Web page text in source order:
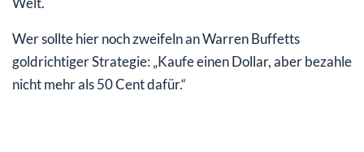
Wer sollte hier noch zweifeln an Warren Buffetts
goldrichtiger Strategie: „Kaufe einen Dollar, aber bezahle
nicht mehr als 50 Cent dafür.“